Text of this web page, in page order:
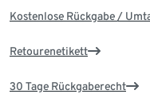
Kostenlose Rückgabe /
Retourenetikett
30 Tage Rückgaberecht